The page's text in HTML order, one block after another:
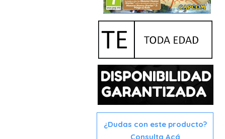
¿Dudas con este producto?
Consulta Acá